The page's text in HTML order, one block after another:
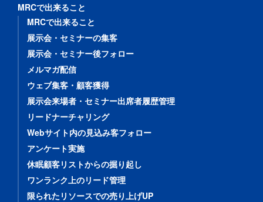
MRCで出来ること
MRCで出来ること
展示会・セミナーの集客
展示会・セミナー後フォロー
メルマガ配信
ウェブ集客・顧客獲得
展示会来場者・セミナー出席者履歴管理
リードナーチャリング
Webサイト内の見込み客フォロー
アンケート実施
休眠顧客リストからの掘り起し
ワンランク上のリード管理
限られたリソースでの売り上げUP